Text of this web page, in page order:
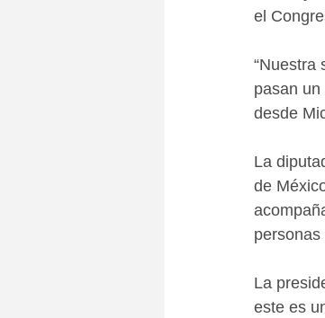
el
“Nuestra
pasan
desde
La
de
La
este es